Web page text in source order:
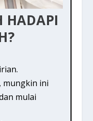
HADAPI
mungkin ini
mulai